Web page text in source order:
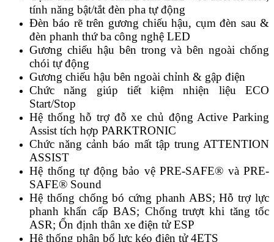
tính năng bật/tắt đèn pha tự động
Đèn báo rẽ trên gương chiếu hậu, cụm đèn sau &
đèn phanh thứ ba công nghệ LED
Gương chiếu hậu bên trong và bên ngoài chống
chói tự động
Gương chiếu hậu bên ngoài chỉnh & gập điện
Chức năng giúp tiết kiệm nhiện liệu ECO
Start/Stop
Hệ thống hỗ trợ đỗ xe chủ động Active Parking
Assist tích hợp PARKTRONIC
Chức năng cảnh báo mất tập trung ATTENTION
ASSIST
Hệ thống tự động bảo vệ PRE-SAFE® và PRE-
SAFE® Sound
Hệ thống chống bó cứng phanh ABS; Hỗ trợ lực
phanh khẩn cấp BAS; Chống trượt khi tăng tốc
ASR; Ổn định thân xe điện tử ESP
Hệ thống phân bổ lực kéo điện tử 4ETS